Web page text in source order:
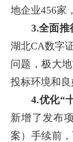
地企业456家
3.全面推
湖北CA数字
问题，极大
投标环境和良
4.优化“
新增了发布
案）手续前